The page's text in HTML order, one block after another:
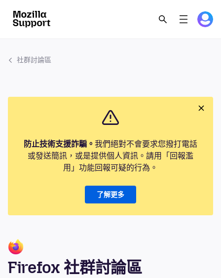
社群討論區
防止技術支援詐騙。 我們絕對不會要求您撥打電話
或發送簡訊，或是提供個人資訊。請用「回報濫
用」功能回報可疑的行為。
了解更多
Firefox 社群討論區